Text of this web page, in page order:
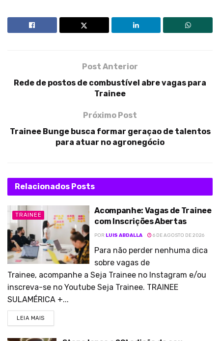
Post Anterior
Rede de postos de combustível abre vagas para
Trainee
Próximo Post
Trainee Bunge busca formar geraçao de talentos
para atuar no agronegócio
Relacionados Posts
TRAINEE
Acompanhe: Vagas de Trainee
com Inscrições Abertas
POR LUIS ABDALLA 6 DE AGOSTO DE 2026
Para não perder nenhuma dica
sobre vagas de
Trainee, acompanhe a Seja Trainee no Instagram e/ou
inscreva-se no Youtube Seja Trainee. TRAINEE
SULAMÉRICA +...
LEIA MAIS